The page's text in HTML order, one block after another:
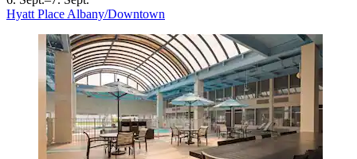
Hyatt Place Albany/Downtown